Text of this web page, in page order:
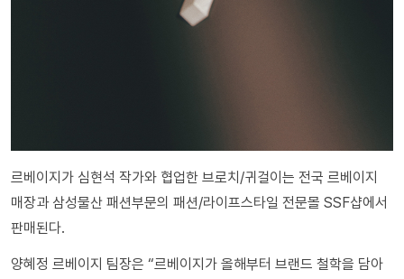
르베이지가 심현석 작가와 협업한 브로치/귀걸이는 전국 르베이지
매장과 삼성물산 패션부문의 패션/라이프스타일 전문몰 SSF샵에서
판매된다.
양혜정 르베이지 팀장은 “르베이지가 올해부터 브랜드 철학을 담아